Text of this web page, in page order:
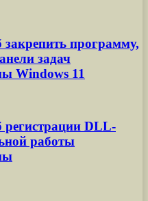
программу,
задач
Windows 11
DLL-
работы